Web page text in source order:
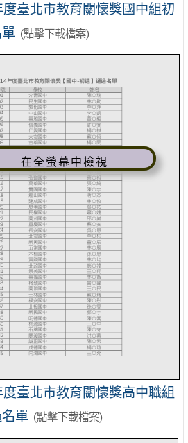
臺北市教育關懷獎國中組初
(點擊下載檔案)
在全螢幕中檢視
臺北市教育關懷獎高中職組
單 (點擊下載檔案)